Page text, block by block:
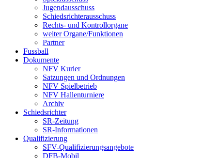
Jugendausschuss
Schiedsrichterausschuss
Rechts- und Kontrollorgane
weiter Organe/Funktionen
Partner
Fussball
Dokumente
NFV Kurier
Satzungen und Ordnungen
NFV Spielbetrieb
NFV Hallenturniere
Archiv
Schiedsrichter
SR-Zeitung
SR-Informationen
Qualifizierung
SFV-Qualifizierungsangebote
DFB-Mobil